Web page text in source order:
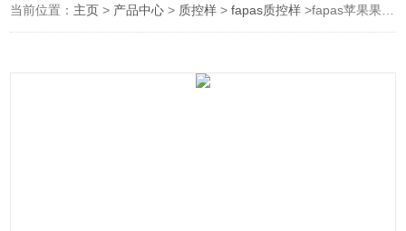
当前位置： 主页 > 产品中心 > 质控样 >fapas质控样 >fapas苹果果汁中展青mei素质控样基准物